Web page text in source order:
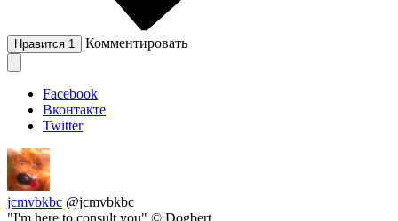
Нравится 1 Комментировать
Facebook
Вконтакте
Twitter
jcmvbkbc @jcmvbkbc
"I'm here to consult you" © Dogbert